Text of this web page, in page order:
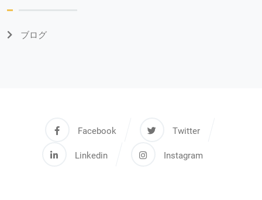
ブログ
Facebook Twitter
Linkedin Instagram